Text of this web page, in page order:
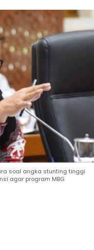
soal angka stunting tinggi
agar program MBG